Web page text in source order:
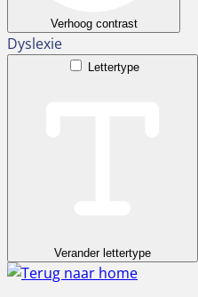
Verhoog contrast
Dyslexie
Lettertype
Verander lettertype